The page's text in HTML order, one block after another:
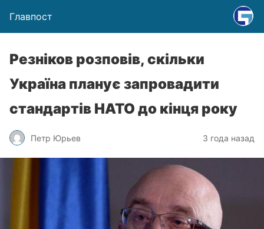
Главпост
Резніков розповів, скільки
Україна планує запровадити
стандартів НАТО до кінця року
Петр Юрьев 3 года назад